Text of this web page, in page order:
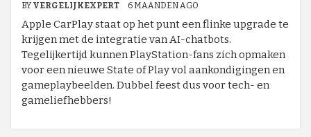
BY VERGELIJKEXPERT 6 MAANDEN AGO
Apple CarPlay staat op het punt een flinke upgrade te
krijgen met de integratie van AI-chatbots.
Tegelijkertijd kunnen PlayStation-fans zich opmaken
voor een nieuwe State of Play vol aankondigingen en
gameplaybeelden. Dubbel feest dus voor tech- en
gameliefhebbers!